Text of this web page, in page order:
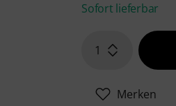
Sofort lieferbar
1
Merken